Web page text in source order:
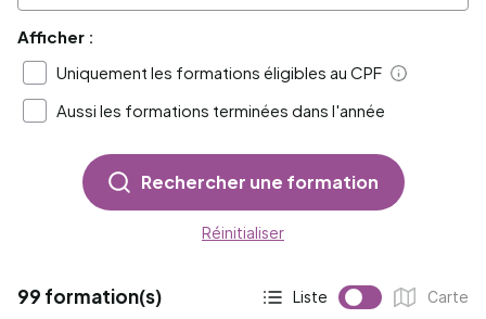
Afficher :
Uniquement les formations éligibles au CPF
Aide
Aussi les formations terminées dans l'année
Rechercher une formation
Réinitialiser
99 formation(s)
Affichage actif :
Liste
Affichage :
Carte